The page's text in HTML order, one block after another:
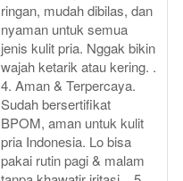
ringan, mudah dibilas, dan
nyaman untuk semua
jenis kulit pria. Nggak bikin
wajah ketarik atau kering. .
4. Aman & Terpercaya.
Sudah bersertifikat
BPOM, aman untuk kulit
pria Indonesia. Lo bisa
pakai rutin pagi & malam